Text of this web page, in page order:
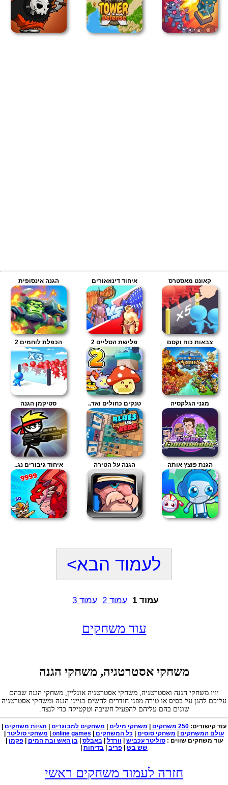
קאונט מאסטרס איחוד דינוזאורים הגנה אינסופית
צבאות כוח וקסם פלישת הסליים 2 הכפלת לוחמים 2
מגני הגלקסיה טנקים כחולים ואד.. סטיקמן הגנה
הגנת פוצץ אותה הגנה על הטירה איחוד גיבורים נג..
לעמוד הבא>
עמוד 1 עמוד 2 עמוד 3
עוד משחקים
משחקי אסטרטגיה, משחקי הגנה
יויו משחקי הגנה ואסטרטגיה, משחקי אסטרטגיה אונליין, משחקי הגנה שבהם
עליכם להגן על בסיס או טירה מפני חודרים להשים בנייני הגנה ומשחקי אסטרטגיה
שונים בהם עליהם להפעיל חשיבה וטקטיקה כדי לנצח.
עוד קישורים: 250 משחקים | משחקי מילים| משחקים למבוגרים| תגיות משחקים|
עולם המשחקים | משחקי סוסים| כל המשחקים |
online games
| משחקי סוליטר|
עוד משחקים שווים : סוליטר עכביש| וורדל| באבלס| בן האש ובת המים| פקמן|
שש בש| פריב| בדיחות|
חזרה לעמוד משחקים ראשי